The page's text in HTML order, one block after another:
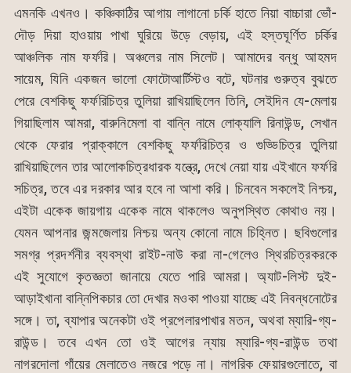
এমনকি এখনও। কঞ্চিকাঠির আগায় লাগানো চর্কি হাতে নিয়া বাচ্চারা ভোঁ-
দৌড় দিয়া হাওয়ায় পাখা ঘুরিয়ে উড়ে বেড়ায়, এই হস্তঘূর্ণিত চর্কির
আঞ্চলিক নাম ফর্ফরি। অঞ্চলের নাম সিলেট। আমাদের বন্ধু আহমদ
সায়েম, যিনি একজন ভালো ফোটোআর্টিস্টও বটে, ঘটনার গুরুত্ব বুঝতে
পেরে বেশকিছু ফর্ফরিচিত্র তুলিয়া রাখিয়াছিলেন তিনি, সেইদিন যে-মেলায়
গিয়াছিলাম আমরা, বারুনিমেলা বা বান্নি নামে লোক্যালি রিনাউন্ড, সেখান
থেকে ফেরার প্রাক্কালে বেশকিছু ফর্ফরিচিত্র ও গুড্ডিচিত্র তুলিয়া
রাখিয়াছিলেন তার আলোকচিত্রধারক যন্ত্রে, দেখে নেয়া যায় এইখানে ফর্ফরি
সচিত্র, তবে এর দরকার আর হবে না আশা করি। চিনবেন সকলেই নিশ্চয়,
এইটা একেক জায়গায় একেক নামে থাকলেও অনুপস্থিত কোথাও নয়।
যেমন আপনার জন্মজেলায় নিশ্চয় অন্য কোনো নামে চিহ্নিত। ছবিগুলোর
সমগ্র প্রদর্শনীর ব্যবস্থা রাইট-নাউ করা না-গেলেও স্থিরচিত্রকরকে
এই সুযোগে কৃতজ্ঞতা জানায়ে যেতে পারি আমরা। অ্যাট-লিস্ট দুই-
আড়াইখানা বান্নিপিকচার তো দেখার মওকা পাওয়া যাচ্ছে এই নিবন্ধনোটের
সঙ্গে। তা, ব্যাপার অনেকটা ওই প্রপেলারপাখার মতন, অথবা ম্যারি-গ্য-
রাউন্ড। তবে এখন তো ওই আগের ন্যায় ম্যারি-গ্য-রাউন্ড তথা
নাগরদোলা গাঁয়ের মেলাতেও নজরে পড়ে না। নাগরিক ফেয়ারগুলোতে, বা